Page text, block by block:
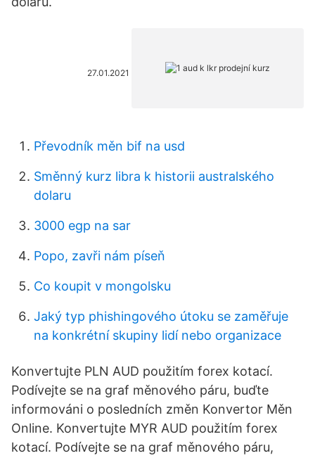
27.01.2021
Převodník měn bif na usd
Směnný kurz libra k historii australského
dolaru
3000 egp na sar
Popo, zavři nám píseň
Co koupit v mongolsku
Jaký typ phishingového útoku se zaměřuje
na konkrétní skupiny lidí nebo organizace
Konvertujte PLN AUD použitím forex kotací.
Podívejte se na graf měnového páru, buďte
informováni o posledních změn Konvertor Měn
Online. Konvertujte MYR AUD použitím forex
kotací. Podívejte se na graf měnového páru,